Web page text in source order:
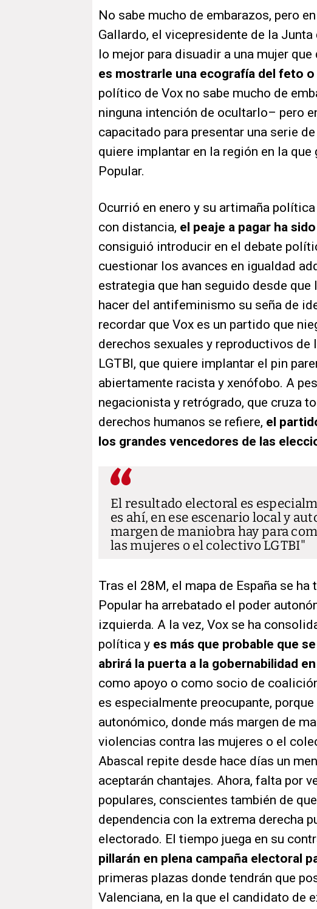
No sabe mucho de embarazos, pero
Gallardo, el vicepresidente de la
lo mejor para disuadir a una mujer
es mostrarle una ecografía del feto
político de Vox no sabe mucho de
ninguna intención de ocultarlo– pero
capacitado para presentar una serie
quiere implantar en la región en la
Popular.
Ocurrió en enero y su artimaña
con distancia, el peaje a pagar ha
consiguió introducir en el debate
cuestionar los avances en igualdad
estrategia que han seguido desde
hacer del antifeminismo su seña de
recordar que Vox es un partido que
derechos sexuales y reproductivos
LGTBI, que quiere implantar el pin
abiertamente racista y xenófobo. A
negacionista y retrógrado, que cruza
derechos humanos se refiere, el
los grandes vencedores de las
El resultado electoral es
es ahí, en ese escenario local y
margen de maniobra hay para
las mujeres o el colectivo LGTBI
Tras el 28M, el mapa de España se
Popular ha arrebatado el poder
izquierda. A la vez, Vox se ha
política y es más que probable que
abrirá la puerta a la gobernabilidad
como apoyo o como socio de
es especialmente preocupante,
autonómico, donde más margen de
violencias contra las mujeres o el
Abascal repite desde hace días un
aceptarán chantajes. Ahora, falta por
populares, conscientes también de
dependencia con la extrema derecha
electorado. El tiempo juega en su
pillarán en plena campaña electoral
primeras plazas donde tendrán que
Valenciana, en la que el candidato de